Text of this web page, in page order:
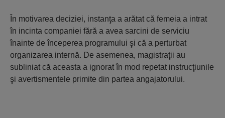
În motivarea deciziei, instanţa a arătat că femeia a intrat
în incinta companiei fără a avea sarcini de serviciu
înainte de începerea programului şi că a perturbat
organizarea internă. De asemenea, magistraţii au
subliniat că aceasta a ignorat în mod repetat instrucţiunile
şi avertismentele primite din partea angajatorului.